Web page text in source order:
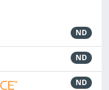
ND
ND
ND